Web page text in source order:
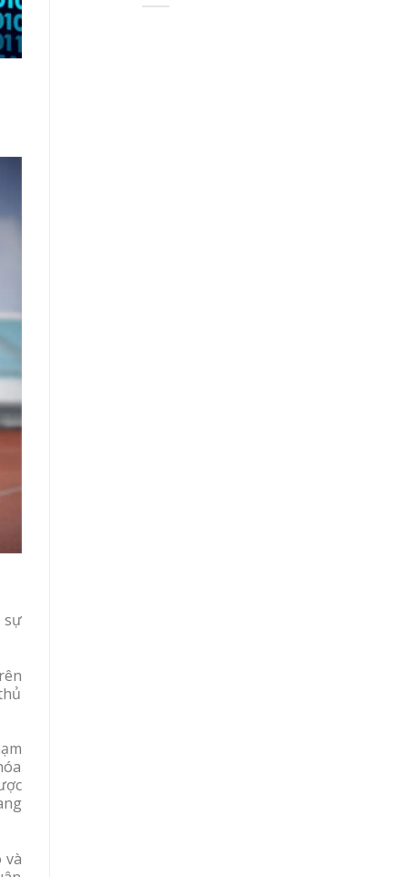
sự
và